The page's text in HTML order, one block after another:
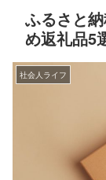
ふるさと
め返礼品5
社会人ライフ